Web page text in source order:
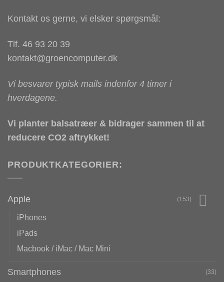
Kontakt os gerne, vi elsker spørgsmål:
Tlf. 46 93 20 39
kontakt@groencomputer.dk
Vi besvarer typisk mails indenfor 4 timer i
hverdagene.
Vi planter balsatræer & bidrager sammen til at
reducere CO2 aftrykket!
PRODUKTKATEGORIER:
Apple (153)
iPhones
iPads
Macbook / iMac / Mac Mini
Smartphones (33)